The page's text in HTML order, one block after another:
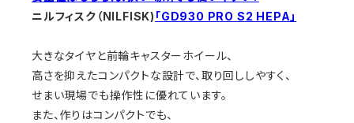
ニルフィスク （NILFISK) 「GD930 PRO S2 HEPA」
大きなタイヤと前輪キャスターホイール、
高さを抑えたコンパクトな設計で、取り回ししやすく、
せまい現場でも操作性に優れています。
また、作りはコンパクトでも、